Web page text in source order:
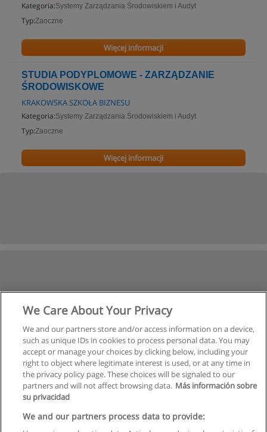
Kategoria:Systemy Zarządzania Środowiskiem i Audyt
Typ:Zaoczne
Więcej informacji
STUDIA PODYPLOMOWE - ZARZĄDZANIE
ŚRODOWISKOWE
KRAKOWSKA SZKOŁA BIZNESU
Kategoria:Systemy Zarządzania Środowiskiem i Audyt
Typ:Zaoczne
Więcej informacji
We Care About Your Privacy
We and our partners store and/or access information on a device,
such as unique IDs in cookies to process personal data. You may
accept or manage your choices by clicking below, including your
right to object where legitimate interest is used, or at any time in
the privacy policy page. These choices will be signaled to our
partners and will not affect browsing data. Más información sobre
su privacidad
We and our partners process data to provide: